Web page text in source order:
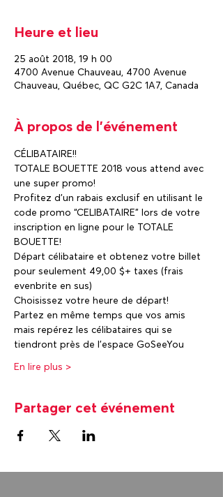
Heure et lieu
25 août 2018, 19 h 00
4700 Avenue Chauveau, 4700 Avenue
Chauveau, Québec, QC G2C 1A7, Canada
À propos de l'événement
CÉLIBATAIRE!!
TOTALE BOUETTE 2018 vous attend avec
une super promo!
Profitez d’un rabais exclusif en utilisant le
code promo “CELIBATAIRE” lors de votre
inscription en ligne pour le TOTALE
BOUETTE!
Départ célibataire et obtenez votre billet
pour seulement 49,00 $+ taxes (frais
evenbrite en sus)
Choisissez votre heure de départ!
Partez en même temps que vos amis
mais repérez les célibataires qui se
tiendront près de l’espace GoSeeYou
En lire plus >
Partager cet événement